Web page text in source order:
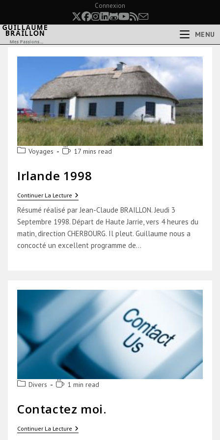
content
Connexion
MENU
PostVoyages
Temps
lecture :
17 mins read
Irlande 1998
Continuer La LectureIrlande
1998
Résumé réalisé par Jean-Claude BRAILLON. Jeudi 3
Septembre 1998. Départ de Haute Jarrie, vers 4 heures du
matin, direction CHERBOURG. Il pleut. Guillaume nous a
concocté un excellent programme de…
PostDivers
Temps
lecture :
1 min read
Contactez moi.
Continuer La LectureContactez